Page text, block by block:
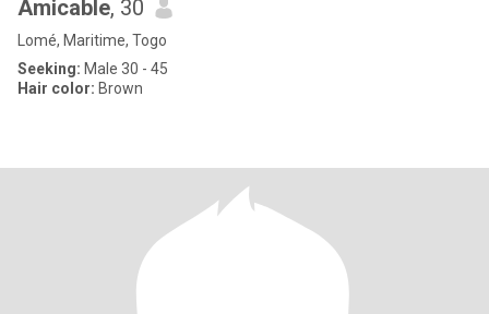
Amicable, 30
Lomé, Maritime, Togo
Seeking: Male 30 - 45
Hair color: Brown